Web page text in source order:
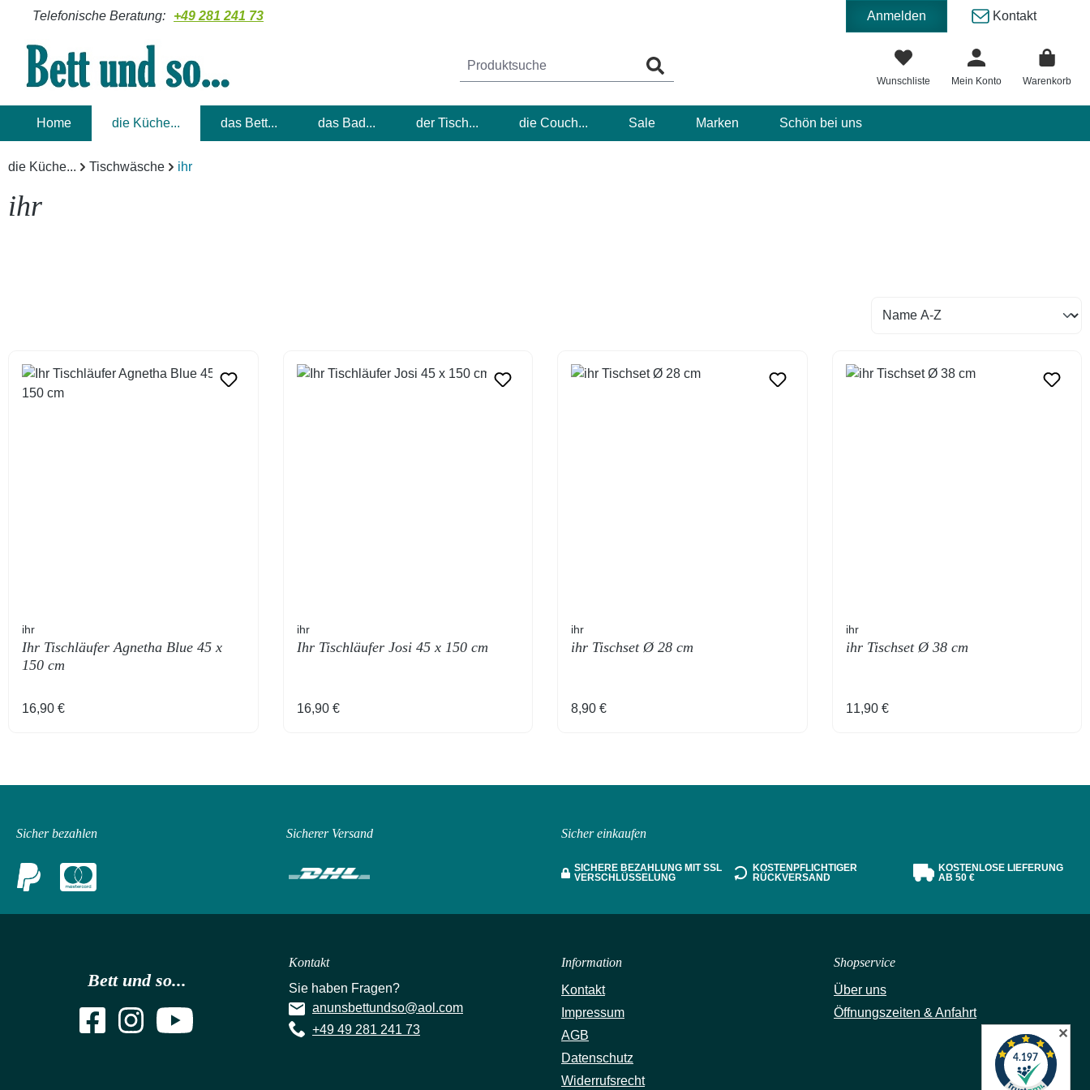
Hauptinhalt springen
Zur Suche springen
Zur Hauptnavigation springen
Telefonische Beratung: +49 281 241 73 Anmelden Kontakt
Wunschliste Mein Konto Warenkorb
Home die Küche... das Bett... das Bad... der Tisch... die Couch... Sale Marken Schön bei uns
die Küche... Tischwäsche ihr
ihr
ihr
Ihr Tischläufer Agnetha Blue 45 x
150 cm
Regulärer Preis:
16,90 €
ihr
Ihr Tischläufer Josi 45 x 150 cm
Regulärer Preis:
16,90 €
ihr
ihr Tischset Ø 28 cm
Regulärer Preis:
8,90 €
ihr
ihr Tischset Ø 38 cm
Regulärer Preis:
11,90 €
Sicher bezahlen Sicherer Versand Sicher einkaufen
SICHERE BEZAHLUNG MIT SSL
VERSCHLÜSSELUNG
KOSTENPFLICHTIGER
RÜCKVERSAND
KOSTENLOSE LIEFERUNG
AB 50 €
Bett und so...
Kontakt
Sie haben Fragen?
anunsbettundso@aol.com
+49 49 281 241 73
Information
Kontakt
Impressum
AGB
Datenschutz
Widerrufsrecht
Shopservice
Über uns
Öffnungszeiten & Anfahrt
✕